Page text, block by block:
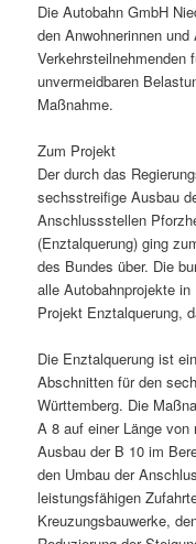
Die Autobahn GmbH
den Anwohnerinnen
Verkehrsteilnehmenden
unvermeidbaren
Maßnahme.
Zum Projekt
Der durch das
sechsstreifige Ausbau
Anschlussstellen
(Enztalquerung) ging
des Bundes über. Die
alle Autobahnprojekte
Projekt Enztalquerung,
Die Enztalquerung ist
Abschnitten für den
Württemberg. Die
A 8 auf einer Länge von
Ausbau der B 10 im
den Umbau der
leistungsfähigen
Kreuzungsbauwerke,